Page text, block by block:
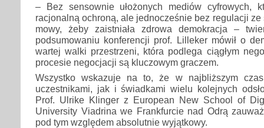
– Bez sensownie ułożonych mediów cyfrowych,
racjonalną ochroną, ale jednocześnie bez regulacji ze
mowy, żeby zaistniała zdrowa demokracja –
podsumowaniu konferencji prof. Lilleker mówił o
wartej walki przestrzeni, która podlega ciągłym
procesie negocjacji są kluczowym graczem.
Wszystko wskazuje na to, że w najbliższym
uczestnikami, jak i świadkami wielu kolejnych
Prof. Ulrike Klinger z European New School of
University Viadrina we Frankfurcie nad Odrą
pod tym względem absolutnie wyjątkowy.